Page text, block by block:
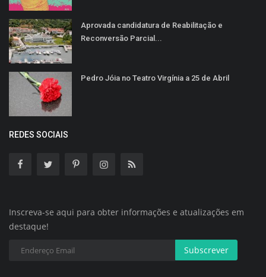
Aprovada candidatura de Reabilitação e
Reconversão Parcial...
Pedro Jóia no Teatro Virgínia a 25 de Abril
REDES SOCIAIS
Inscreva-se aqui para obter informações e atualizações em
destaque!
Subscrever